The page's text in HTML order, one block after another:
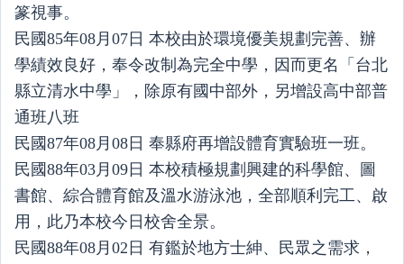
篆視事。
民國85年08月07日 本校由於環境優美規劃完善、辦
學績效良好，奉令改制為完全中學，因而更名「台北
縣立清水中學」，除原有國中部外，另增設高中部普
通班八班
民國87年08月08日 奉縣府再增設體育實驗班一班。
民國88年03月09日 本校積極規劃興建的科學館、圖
書館、綜合體育館及溫水游泳池，全部順利完工、啟
用，此乃本校今日校舍全景。
民國88年08月02日 有鑑於地方士紳、民眾之需求，